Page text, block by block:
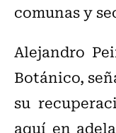
comunas y
Alejandro
Botánico,
su
aquí en